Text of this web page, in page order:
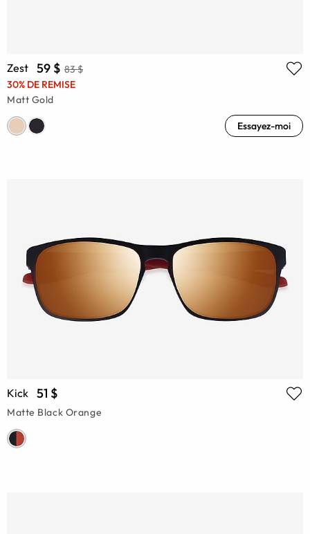
Zest 59 $ 83 $
30% DE REMISE
Matt Gold
Essayez-moi
Kick 51 $
Matte Black Orange